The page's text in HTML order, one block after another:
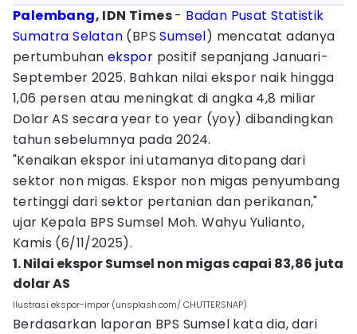
Palembang, IDN Times- Badan Pusat Statistik
Sumatra Selatan (BPSSumsel) mencatat adanya
pertumbuhan ekspor positif sepanjang Januari-
September 2025. Bahkan nilai ekspor naik hingga
1,06 persen atau meningkat di angka 4,8 miliar
Dolar AS secara year to year (yoy) dibandingkan
tahun sebelumnya pada 2024.
"Kenaikan ekspor ini utamanya ditopang dari
sektor non migas. Ekspor non migas penyumbang
tertinggi dari sektor pertanian dan perikanan,"
ujar Kepala BPS Sumsel Moh. Wahyu Yulianto,
Kamis (6/11/2025).
1. Nilai ekspor Sumsel non migas capai 83,86 juta
dolar AS
Ilustrasi ekspor-impor (unsplash.com/ CHUTTERSNAP)
Berdasarkan laporan BPS Sumsel kata dia, dari